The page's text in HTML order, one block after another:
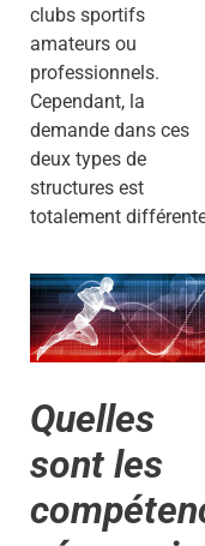
clubs sportifs
amateurs ou
professionnels.
Cependant, la
demande dans ces
deux types de
structures est
totalement
Quelles
sont les